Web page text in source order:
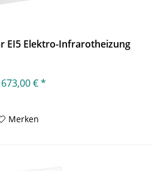
EI5 Elektro-Infrarotheizung
€ *
Merken